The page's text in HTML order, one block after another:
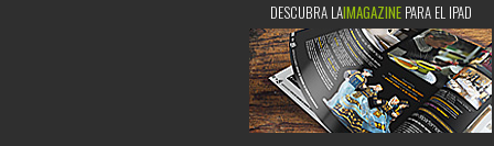
DESCUBRA LAIMAGAZINEPARA EL IPAD